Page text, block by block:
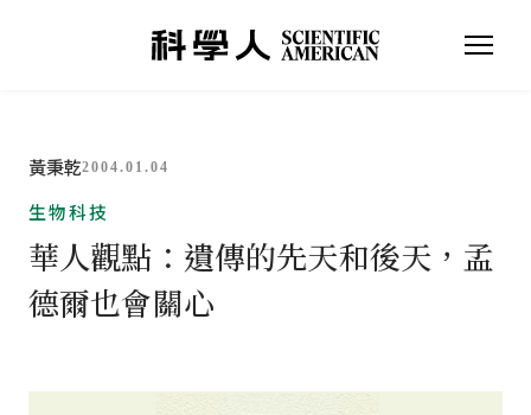
黃秉乾2004.01.04
生物科技
華人觀點：遺傳的先天和後天，孟
德爾也會關心